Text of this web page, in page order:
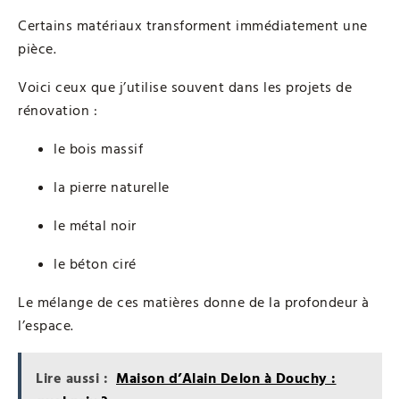
Certains matériaux transforment immédiatement une
pièce.
Voici ceux que j’utilise souvent dans les projets de
rénovation :
le bois massif
la pierre naturelle
le métal noir
le béton ciré
Le mélange de ces matières donne de la profondeur à
l’espace.
Lire aussi : Maison d’Alain Delon à Douchy :